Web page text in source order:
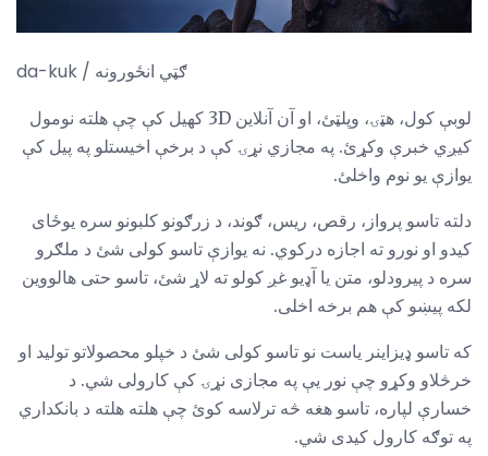
da-kuk / ګټي انځورونه
لوبې کول، هټۍ، وپلټئ، او آن آنلاین 3D کھیل کې چې هلته نومول
کیږي خبرې وکړئ. په مجازي نړۍ کې د برخې اخیستلو په پیل کې
یوازې یو نوم واخلئ.
دلته تاسو پرواز، رقص، ریس، ګوند، د زرګونو کلبونو سره یوځای
کیدو او نورو ته اجازه درکوي. نه یوازې تاسو کولی شئ د ملګرو
سره د پیرودلو، متن یا آډیو غږ کولو ته لاړ شئ، تاسو حتی هالووین
لکه پیښو کې هم برخه اخلی.
که تاسو ډیزاینر یاست نو تاسو کولی شئ د خپلو محصولاتو تولید او
خرڅلاو وکړو چې نور یې په مجازی نړۍ کې کارولی شي. د
خسارې لپاره، تاسو هغه څه ترلاسه کوئ چې هلته هلته د بانکداري
په توګه کارول کیدی شي.